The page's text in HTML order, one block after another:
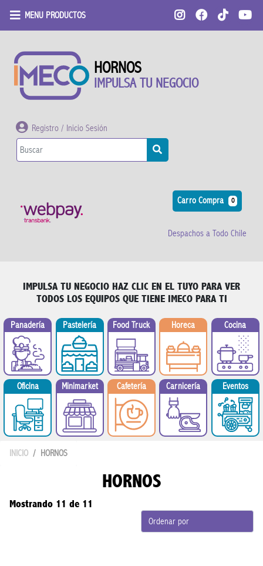
MENU PRODUCTOS
HORNOS
IMPULSA TU NEGOCIO
Registro / Inicio Sesión
Carro Compra 0
Despachos a Todo Chile
IMPULSA TU NEGOCIO HAZ CLIC EN EL TUYO PARA VER
TODOS LOS EQUIPOS QUE TIENE IMECO PARA TI
Panadería Pastelería Food Truck Horeca Cocina
Oficina Minimarket Cafetería Carnicería Eventos
INICIO HORNOS
HORNOS
Mostrando 11 de 11